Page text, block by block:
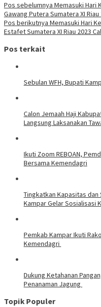
Pos sebelumnya Memasuki Hari
Gawang Putera Sumatera XI
Pos berikutnya Memasuki Hari
Estafet Sumatera XI Riau 2023
Pos terkait
Sebulan WFH, Bupati
Calon Jemaah Haji
Langsung Laksanakan
Ikuti Zoom REBOAN,
Bersama Kemendagri
Tingkatkan Kapasitas dan
Kampar Gelar Sosialisasi
Pemkab Kampar Ikuti
Kemendagri
Dukung Ketahanan
Penanaman Jagung
Topik Populer